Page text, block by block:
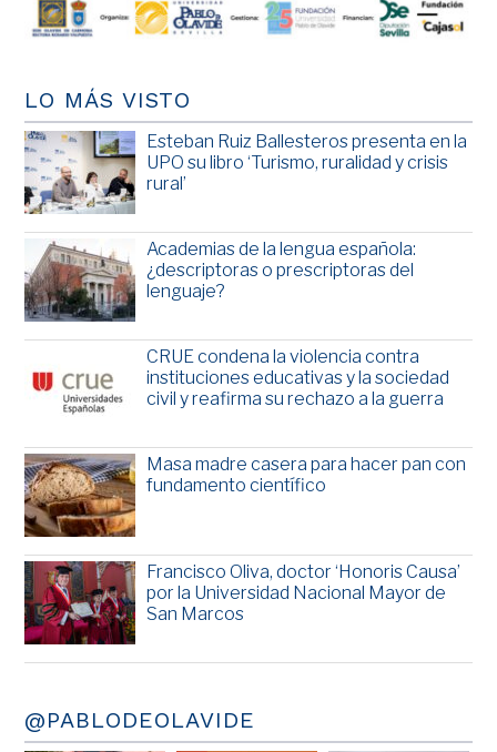
LO MÁS VISTO
Esteban Ruiz Ballesteros presenta en la
UPO su libro ‘Turismo, ruralidad y crisis
rural’
Academias de la lengua española:
¿descriptoras o prescriptoras del
lenguaje?
CRUE condena la violencia contra
instituciones educativas y la sociedad
civil y reafirma su rechazo a la guerra
Masa madre casera para hacer pan con
fundamento científico
Francisco Oliva, doctor ‘Honoris Causa’
por la Universidad Nacional Mayor de
San Marcos
@PABLODEOLAVIDE